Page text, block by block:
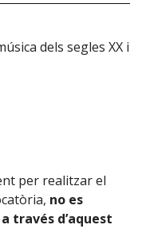
dels segles XX i
per realitzar el
no es
través d’aquest